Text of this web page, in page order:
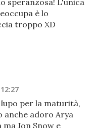
è lo
troppo XD
lupo per la maturità,
anche adoro Arya
Jon Snow e